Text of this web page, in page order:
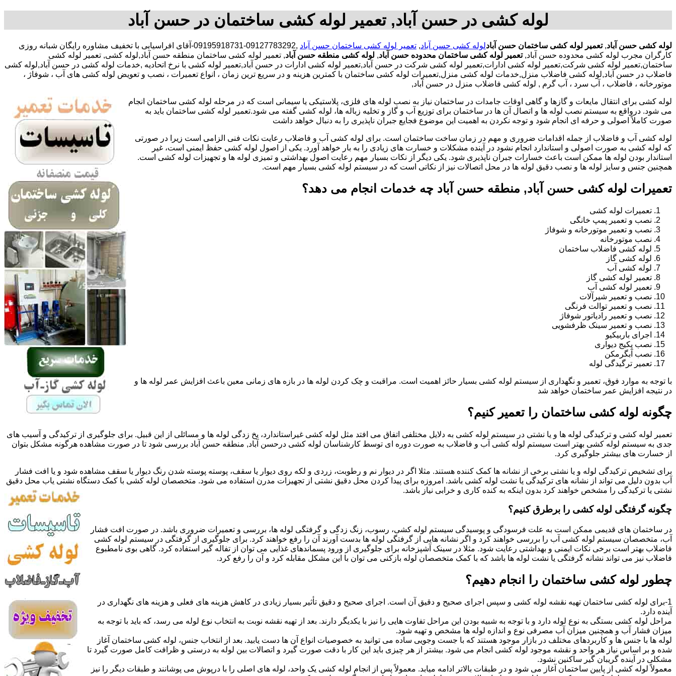
لوله کشی در حسن آباد, تعمیر لوله کشی ساختمان در حسن آباد
لوله کشی حسن آباد,تعمیر لوله کشی ساختمان حسن آبادلوله کشی حسن آباد, تعمیر لوله کشی ساختمان حسن آباد
,09127783292-09195918731-آقای افراسیابی با تخفیف مشاوره رایگان شبانه روزی
کارگران مجرب لوله کشی محدوده حسن آباد,تعمیر لوله کشی ساختمان محدوده حسن آباد, لوله کشی منطقه حسن آباد, تعمیر لوله کشی ساختمان منطقه حسن آباد,لوله کشی, تعمیر لوله کشی
ساختمان,تعمیر لوله کشی شرکت,تعمیر لوله کشی ادارات,تعمیر لوله کشی شرکت در حسن آباد,تعمیر لوله کشی ادارات در حسن آباد,تعمیر لوله کشی با نرخ اتحادیه ,خدمات لوله کشی در حسن آباد,لوله کشی
فاضلاب در حسن آباد,لوله کشی فاضلاب منزل,خدمات لوله کشی منزل,تعمیرات لوله کشی ساختمان با کمترین هزینه و در سریع ترین زمان ، انواع تعمیرات ، نصب و تعویض لوله کشی های آب ، شوفاژ ،
موتورخانه ، فاضلاب ، آب سرد ، آب گرم , لوله کشی فاضلاب منزل در حسن آباد,
لوله کشی برای انتقال مایعات و گازها و گاهی اوقات جامدات در ساختمان نیاز به نصب لوله های فلزی، پلاستیکی یا سیمانی است که در مرحله لوله کشی ساختمان انجام
می شود. درواقع به سیستم نصب لوله ها و اتصال آن ها در ساختمان برای توزیع آب و گاز و تخلیه زباله ها، لوله کشی گفته می شود.تعمیر لوله کشی ساختمان باید به
صورت کاملاً اصولی و حرفه ای انجام شود و توجه نکردن به اهمیت این موضوع فجایع جبران ناپذیری را به دنبال خواهد داشت
لوله کشی آب و فاضلاب از جمله اقدامات ضروری و مهم در زمان ساخت ساختمان است. برای لوله کشی آب و فاضلاب رعایت نکات فنی الزامی است زیرا در صورتی
که لوله کشی به صورت اصولی و استاندارد انجام نشود در آینده مشکلات و خسارت های زیادی را به بار خواهد آورد. یکی از اصول لوله کشی حفظ ایمنی است، غیر
استاندار بودن لوله ها ممکن است باعث خسارات جبران ناپذیری شود. یکی دیگر از نکات بسیار مهم رعایت اصول بهداشتی و تمیزی لوله ها و تجهیزات لوله کشی است.
همچنین جنس و سایز لوله ها و نصب دقیق لوله ها در محل اتصالات نیز از نکاتی است که در سیستم لوله کشی بسیار مهم است.
تعمیرات لوله کشی حسن آباد, منطقه حسن آباد چه خدمات انجام می دهد؟
تعمیرات لوله کشی
نصب و تعمیر پمپ خانگی
نصب و تعمیر موتورخانه و شوفاژ
نصب موتورخانه
لوله کشی فاضلاب ساختمان
لوله کشی گاز
لوله کشی آب
تعمیر لوله کشی گاز
تعمیر لوله کشی آب
نصب و تعمیر شیرآلات
نصب و تعمیر توالت فرنگی
نصب و تعمیر رادیاتور شوفاژ
نصب و تعمیر سینک ظرفشویی
اجرای باربیکیو
نصب پکیج دیواری
نصب آبگرمکن
تعمیر ترگیدگی لوله
با توجه به موارد فوق، تعمیر و نگهداری از سیستم لوله کشی بسیار حائز اهمیت است. مراقبت و چک کردن لوله ها در بازه های زمانی معین باعث افزایش عمر لوله ها و
در نتیجه افزایش عمر ساختمان خواهد شد
چگونه لوله کشی ساختمان را تعمیر کنیم؟
تعمیر لوله کشی و ترکیدگی لوله ها و یا نشتی در سیستم لوله کشی به دلایل مختلفی اتفاق می افتد مثل لوله کشی غیراستاندارد، یخ زدگی لوله ها و مسائلی از این قبیل. برای جلوگیری از ترکیدگی و آسیب های
جدی به سیستم لوله کشی بهتر است سیستم لوله کشی آب و فاضلاب به صورت دوره ای توسط کارشناسان لوله کشی درحسن آباد, منطقه حسن آباد بررسی شود تا در صورت مشاهده هرگونه مشکل بتوان
از خسارت های بیشتر جلوگیری کرد.
برای تشخیص ترکیدگی لوله و یا نشتی برخی از نشانه ها کمک کننده هستند. مثلا اگر در دیوار نم و رطوبت، زردی و لکه روی دیوار یا سقف، پوسته پوسته شدن رنگ دیوار یا سقف مشاهده شود و یا افت فشار
آب بدون دلیل می تواند از نشانه های ترکیدگی یا نشت لوله کشی باشد. امروزه برای پیدا کردن محل دقیق نشتی از تجهیزات مدرن استفاده می شود. متخصصان لوله کشی با کمک دستگاه نشتی یاب محل دقیق
نشتی یا ترکیدگی را مشخص خواهند کرد بدون اینکه به کنده کاری و خرابی نیاز باشد.
چگونه گرفتگی لوله کشی را برطرق کنیم؟
در ساختمان های قدیمی ممکن است به علت فرسودگی و پوسیدگی سیستم لوله کشی، رسوب، زنگ زدگی و گرفتگی لوله ها، بررسی و تعمیرات ضروری باشد. در صورت افت فشار
آب، متخصصان سیستم لوله کشی آب را بررسی خواهند کرد و اگر نشانه هایی از گرفتگی لوله ها بدست آورند آن را رفع خواهند کرد. برای جلوگیری از گرفتگی در سیستم لوله کشی
فاضلاب بهتر است برخی نکات ایمنی و بهداشتی رعایت شود. مثلا در سینک آشپزخانه برای جلوگیری از ورود پسماندهای غذایی می توان از تفاله گیر استفاده کرد. گاهی بوی نامطبوع
فاضلاب نیز می تواند نشانه گرفتگی یا نشت لوله ها باشد که با کمک متخصصان لوله بازکنی می توان با این مشکل مقابله کرد و آن را رفع کرد.
چطور لوله کشی ساختمان را انجام دهیم؟
1-برای لوله کشی ساختمان تهیه نقشه لوله کشی و سپس اجرای صحیح و دقیق آن است. اجرای صحیح و دقیق تأثیر بسیار زیادی در کاهش هزینه های فعلی و هزینه های نگهداری در
آینده دارد.
مراحل لوله کشی بستگی به نوع لوله دارد و با توجه به شبیه بودن این مراحل تفاوت هایی را نیز با یکدیگر دارند. بعد از تهیه نقشه نوبت به انتخاب نوع لوله می رسد، که باید با توجه به
میزان فشار آب و همچنین میزان آب مصرفی نوع و اندازه لوله ها مشخص و تهیه شود.
لوله ها با جنس ها و کاربردهای مختلف در بازار موجود هستند که با جست وجویی ساده می توانید به خصوصیات انواع آن ها دست یابید. بعد از انتخاب جنس، لوله کشی ساختمان آغاز
شده و بر اساس نیاز هر واحد و نقشه موجود لوله کشی انجام می شود. بیشتر از هر چیزی باید این کار با دقت صورت گیرد و اتصالات بین لوله به درستی و ظرافت کامل صورت گیرد تا
مشکلی در آینده گریبان گیر ساکنین نشود.
معمولاً لوله کشی از پایین ساختمان آغاز می شود و در طبقات بالاتر ادامه میابد. معمولاً پس از انجام لوله کشی یک واحد، لوله های اصلی را با درپوش می پوشانند و طبقات دیگر را نیز